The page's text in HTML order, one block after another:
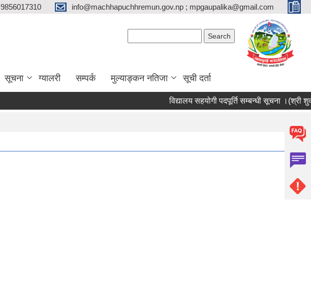
9856017310 info@machhapuchhremun.gov.np ; mpgaupalika@gmail.com
सूचना ग्यालरी सम्पर्क मुल्याङ्कन नतिजा सूची दर्ता
विद्यालय सहयोगी पदपूर्ति सम्बन्धी सूचना ।(श्री